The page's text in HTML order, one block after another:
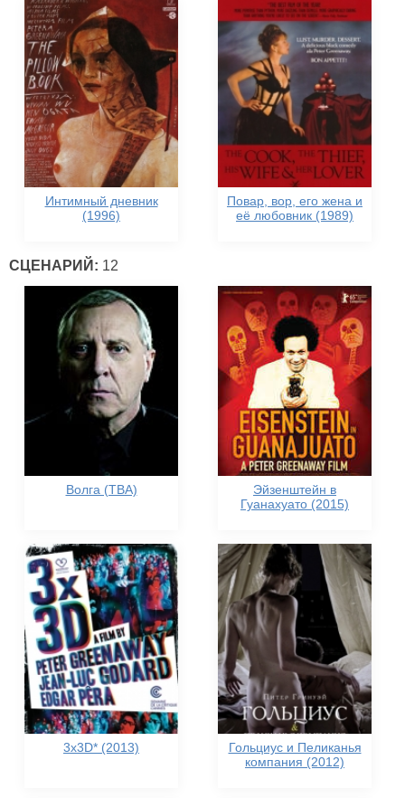
Интимный дневник
(1996)
Повар, вор, его жена и
её любовник (1989)
СЦЕНАРИЙ: 12
Волга (TBA)
Эйзенштейн в
Гуанахуато (2015)
3x3D* (2013)
Гольциус и Пеликанья
компания (2012)